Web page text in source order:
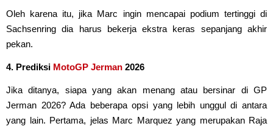
Oleh karena itu, jika Marc ingin mencapai podium tertinggi di
Sachsenring dia harus bekerja ekstra keras sepanjang akhir
pekan.
4. Prediksi MotoGP Jerman 2026
Jika ditanya, siapa yang akan menang atau bersinar di GP
Jerman 2026? Ada beberapa opsi yang lebih unggul di antara
yang lain. Pertama, jelas Marc Marquez yang merupakan Raja